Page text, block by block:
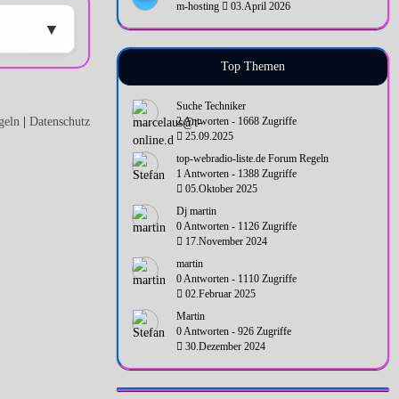
| Datenschutz
m-hosting
03.April 2026
Top Themen
Suche Techniker
2 Antworten - 1668 Zugriffe
25.09.2025
top-webradio-liste.de Forum Regeln
1 Antworten - 1388 Zugriffe
05.Oktober 2025
Dj martin
0 Antworten - 1126 Zugriffe
17.November 2024
martin
0 Antworten - 1110 Zugriffe
02.Februar 2025
Martin
0 Antworten - 926 Zugriffe
30.Dezember 2024